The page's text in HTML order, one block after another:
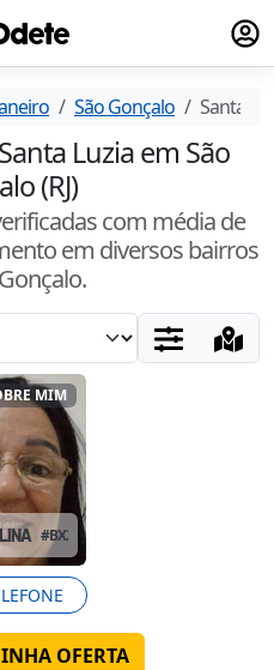
São Gonçalo Santa
Luzia em São
(RJ)
com média de
em diversos bairros
.
MIM
#BX2S8PVF
OFERTA